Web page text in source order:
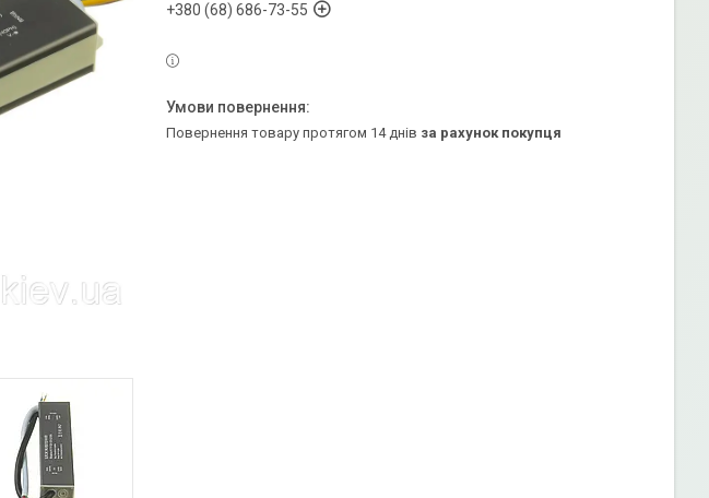
+380 (68) 686-73-55
повернення товару протягом 14 днів за рахунок покупця